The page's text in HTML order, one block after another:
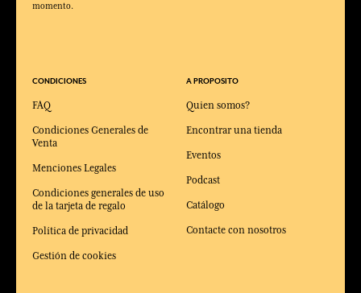
momento.
CONDICIONES
FAQ
Condiciones Generales de
Venta
Menciones Legales
Condiciones generales de uso
de la tarjeta de regalo
Política de privacidad
Gestión de cookies
A PROPOSITO
Quien somos?
Encontrar una tienda
Eventos
Podcast
Catálogo
Contacte con nosotros